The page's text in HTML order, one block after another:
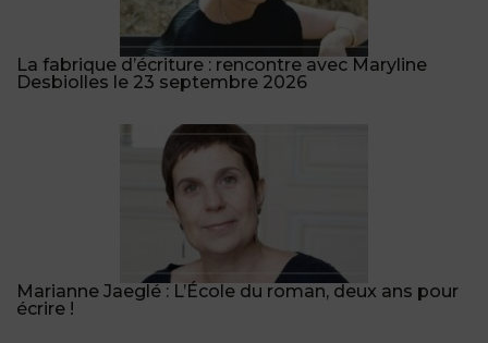
La fabrique d’écriture : rencontre avec Maryline
Desbiolles le 23 septembre 2026
Marianne Jaeglé : L’École du roman, deux ans pour
écrire !